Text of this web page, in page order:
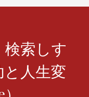
索しす
人生変